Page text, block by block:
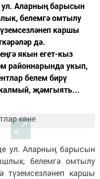
ул. Аларның барысын
белемгә омтылу
каршы
дә.
якын егет-кыз
районнарында укып,
белем бирү
җәмгыять...
ул. Аларның барысын
белемгә омтылу
түземсезләнеп каршы